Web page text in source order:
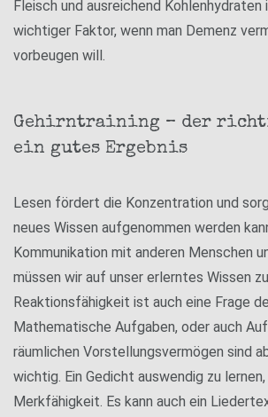
Fleisch und ausreichend Kohlenhydraten
wichtiger Faktor, wenn man Demenz
vorbeugen will.
Gehirntraining – der
ein gutes Ergebnis
Lesen fördert die Konzentration und
neues Wissen aufgenommen werden
Kommunikation mit anderen Menschen
müssen wir auf unser erlerntes Wissen
Reaktionsfähigkeit ist auch eine Frage
Mathematische Aufgaben, oder auch
räumlichen Vorstellungsvermögen sind
wichtig. Ein Gedicht auswendig zu
Merkfähigkeit. Es kann auch ein